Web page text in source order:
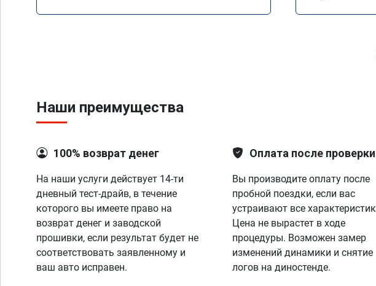
Наши преимущества
100% возврат денег
На наши услуги действует 14-ти
дневный тест-драйв, в течение
которого вы имеете право на
возврат денег и заводской
прошивки, если результат будет не
соответствовать заявленному и
ваш авто исправен.
Оплата после проверки
Вы производите оплату после
пробной поездки, если вас
устраивают все
Цена не вырастет в ходе
процедуры. Возможен замер
изменений динамики и снятие
логов на диностенде.